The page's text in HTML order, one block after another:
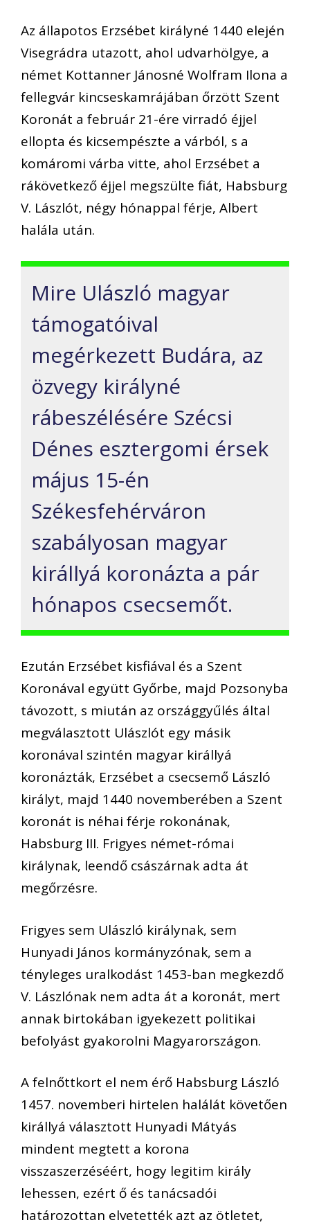
Az állapotos Erzsébet királyné 1440 elején
Visegrádra utazott, ahol udvarhölgye, a
német Kottanner Jánosné Wolfram Ilona a
fellegvár kincseskamrájában őrzött Szent
Koronát a február 21-ére virradó éjjel
ellopta és kicsempészte a várból, s a
komáromi várba vitte, ahol Erzsébet a
rákövetkező éjjel megszülte fiát, Habsburg
V. Lászlót, négy hónappal férje, Albert
halála után.
Mire Ulászló magyar
támogatóival
megérkezett Budára, az
özvegy királyné
rábeszélésére Szécsi
Dénes esztergomi érsek
május 15-én
Székesfehérváron
szabályosan magyar
királlyá koronázta a pár
hónapos csecsemőt.
Ezután Erzsébet kisfiával és a Szent
Koronával együtt Győrbe, majd Pozsonyba
távozott, s miután az országgyűlés által
megválasztott Ulászlót egy másik
koronával szintén magyar királlyá
koronázták, Erzsébet a csecsemő László
királyt, majd 1440 novemberében a Szent
koronát is néhai férje rokonának,
Habsburg III. Frigyes német-római
királynak, leendő császárnak adta át
megőrzésre.
Frigyes sem Ulászló királynak, sem
Hunyadi János kormányzónak, sem a
tényleges uralkodást 1453-ban megkezdő
V. Lászlónak nem adta át a koronát, mert
annak birtokában igyekezett politikai
befolyást gyakorolni Magyarországon.
A felnőttkort el nem érő Habsburg László
1457. novemberi hirtelen halálát követően
királlyá választott Hunyadi Mátyás
mindent megtett a korona
visszaszerzéséért, hogy legitim király
lehessen, ezért ő és tanácsadói
határozottan elvetették azt az ötletet,